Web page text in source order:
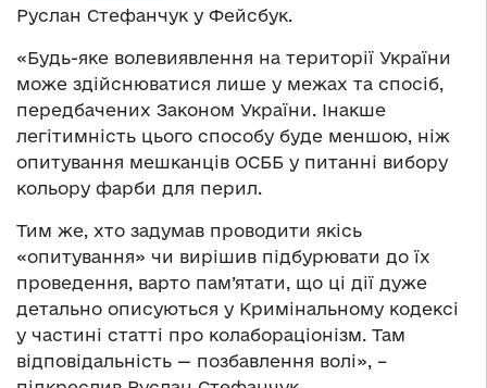
Руслан Стефанчук у Фейсбук.
«Будь-яке волевиявлення на території України
може здійснюватися лише у межах та спосіб,
передбачених Законом України. Інакше
легітимність цього способу буде меншою, ніж
опитування мешканців ОСББ у питанні вибору
кольору фарби для перил.
Тим же, хто задумав проводити якісь
«опитування» чи вирішив підбурювати до їх
проведення, варто пам’ятати, що ці дії дуже
детально описуються у Кримінальному кодексі
у частині статті про колабораціонізм. Там
відповідальність — позбавлення волі», –